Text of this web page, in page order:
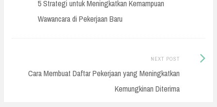
navigation post:
5 Strategi untuk Meningkatkan Kemampuan
Wawancara di Pekerjaan Baru
NEXT POST
Cara Membuat Daftar Pekerjaan yang Meningkatkan
Kemungkinan Diterima
Next